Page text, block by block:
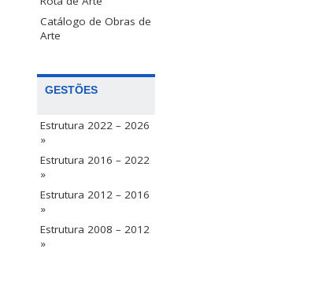
Catálogo de Obras de
Arte
GESTÕES
Estrutura 2022 – 2026
»
Estrutura 2016 – 2022
»
Estrutura 2012 – 2016
»
Estrutura 2008 – 2012
»